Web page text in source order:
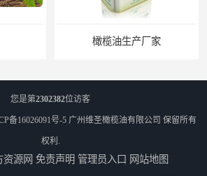
橄榄油生产厂家
您是第2302382位访客
备16026091号-5 广州维圣橄榄油有限公司 保留所有
权利.
资源网 免责声明 管理员入口 网站地图